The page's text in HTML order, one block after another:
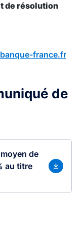
de résolution
france.fr
de
de
au titre